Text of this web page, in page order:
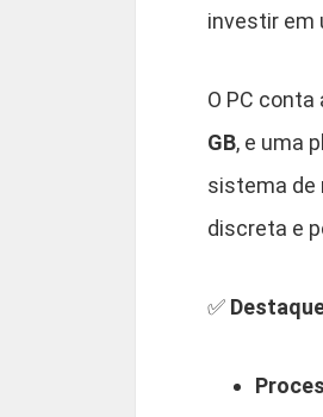
investir em
O PC conta
GB, e uma
sistema de
discreta e
✅